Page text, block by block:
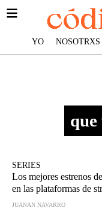
YO NOSOTRXS
SERIES
Los mejores estrenos
en las plataformas de
JUANAN NAVARRO